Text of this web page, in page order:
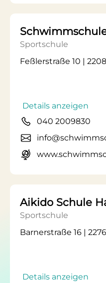
Sportschule
Feßlerstraße 10 |
Details anzeigen
040 2009830
Aikido Schule
Sportschule
Barnerstraße 16 |
Details anzeigen